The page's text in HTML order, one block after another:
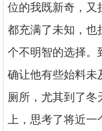
位的我既新奇，又
都充满了未知，也
个不明智的选择。
确让他有些始料未
厕所，尤其到了冬
上，思考了将近